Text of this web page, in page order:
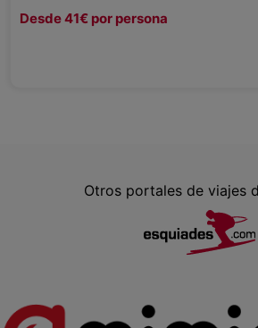
Desde 41€ por persona
Otros portales de viajes